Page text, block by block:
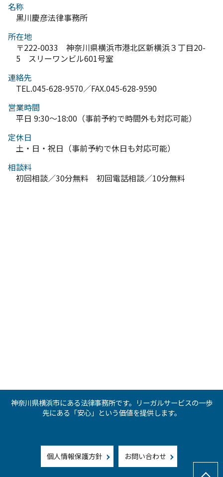
名称
黒川慶彦法律事務所
所在地
〒222-0033 神奈川県横浜市港北区新横浜３丁目20-
5 スリーワンビル601号室
連絡先
TEL.045-628-9570／FAX.045-628-9590
営業時間
平日 9:30～18:00（事前予約で時間外も対応可能）
定休日
土・日・祝日（事前予約で休日も対応可能）
相談料
初回相談／30分無料 初回電話相談／10分無料
神奈川県横浜市にある法律事務所です。リーガルサービスの一歩
先にある「安心」という価値を提供します。
個人情報保護方針 お問い合わせ